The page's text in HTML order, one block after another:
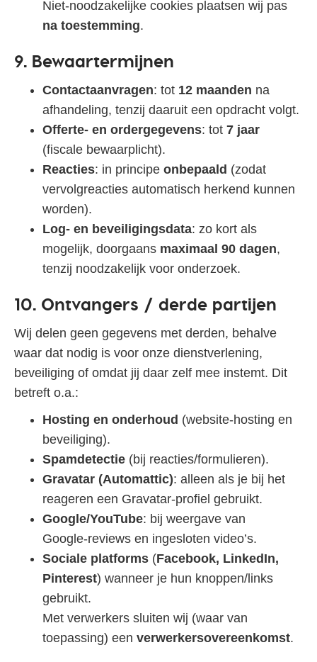
Niet‑noodzakelijke cookies plaatsen wij pas
na toestemming.
9. Bewaartermijnen
Contactaanvragen: tot 12 maanden na
afhandeling, tenzij daaruit een opdracht volgt.
Offerte‑ en ordergegevens: tot 7 jaar
(fiscale bewaarplicht).
Reacties: in principe onbepaald (zodat
vervolgreacties automatisch herkend kunnen
worden).
Log- en beveiligingsdata: zo kort als
mogelijk, doorgaans maximaal 90 dagen,
tenzij noodzakelijk voor onderzoek.
10. Ontvangers / derde partijen
Wij delen geen gegevens met derden, behalve
waar dat nodig is voor onze dienstverlening,
beveiliging of omdat jij daar zelf mee instemt. Dit
betreft o.a.:
Hosting en onderhoud (website‑hosting en
beveiliging).
Spamdetectie (bij reacties/formulieren).
Gravatar (Automattic): alleen als je bij het
reageren een Gravatar‑profiel gebruikt.
Google/YouTube: bij weergave van
Google‑reviews en ingesloten video’s.
Sociale platforms (Facebook, LinkedIn,
Pinterest) wanneer je hun knoppen/links
gebruikt.
Met verwerkers sluiten wij (waar van
toepassing) een verwerkersovereenkomst.